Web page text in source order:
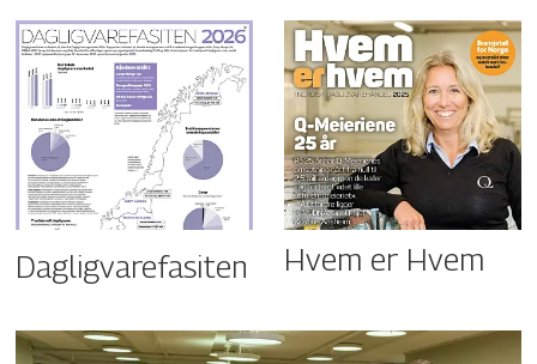
Dagligvarefasiten Hvem er Hvem